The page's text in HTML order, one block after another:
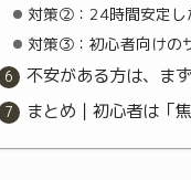
対策②：24時間安定し
対策③：初心者向けの
不安がある方は、ま
まとめ｜初心者は「